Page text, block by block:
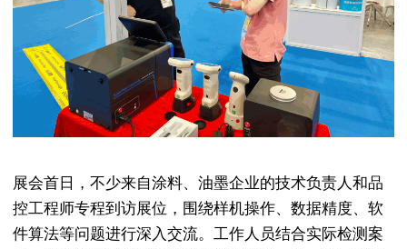
展会首日，不少来自涂料、油墨企业的技术负责人和品
控工程师专程到访展位，围绕样机操作、数据精度、软
件算法等问题进行深入交流。工作人员结合实际检测案